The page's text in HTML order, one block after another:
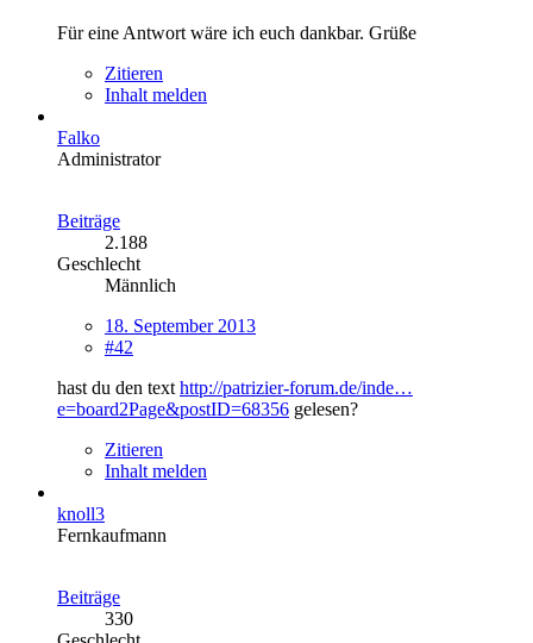
Für eine Antwort wäre ich euch dankbar. Grüße
Zitieren
Inhalt melden
Falko
Administrator
Beiträge
2.188
Geschlecht
Männlich
18. September 2013
#42
hast du den text http://patrizier-forum.de/inde…
e=board2Page&postID=68356 gelesen?
Zitieren
Inhalt melden
knoll3
Fernkaufmann
Beiträge
330